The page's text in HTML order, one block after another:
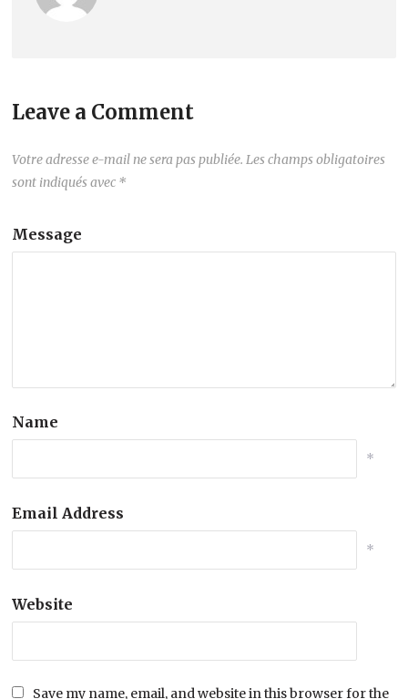
Leave a Comment
Votre adresse e-mail ne sera pas publiée. Les champs obligatoires
sont indiqués avec *
Message
Name
*
Email Address
*
Website
Save my name, email, and website in this browser for the